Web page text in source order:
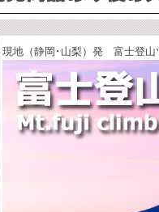
現地（静岡･山梨）発 富士登山